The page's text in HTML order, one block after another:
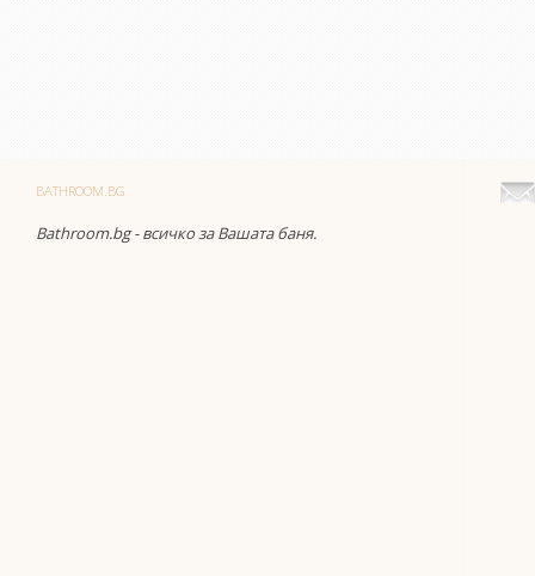
BATHROOM.BG
Bathroom.bg - всичко за Вашата баня.